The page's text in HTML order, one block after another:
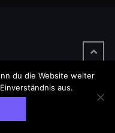
du die Website weiter
aus.